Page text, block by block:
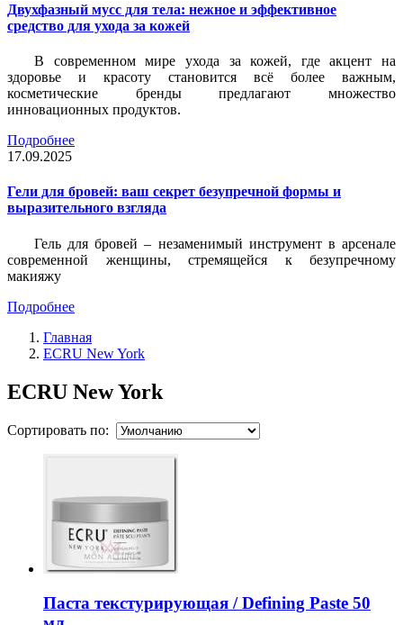
Двухфазный мусс для тела: нежное и эффективное
средство для ухода за кожей
В современном мире ухода за кожей, где акцент на
здоровье и красоту становится всё более важным,
косметические бренды предлагают множество
инновационных продуктов.
Подробнее
17.09.2025
Гели для бровей: ваш секрет безупречной формы и
выразительного взгляда
Гель для бровей – незаменимый инструмент в арсенале
современной женщины, стремящейся к безупречному
макияжу
Подробнее
Главная
ECRU New York
ECRU New York
Сортировать по:
Паста текстурирующая / Defining Paste 50